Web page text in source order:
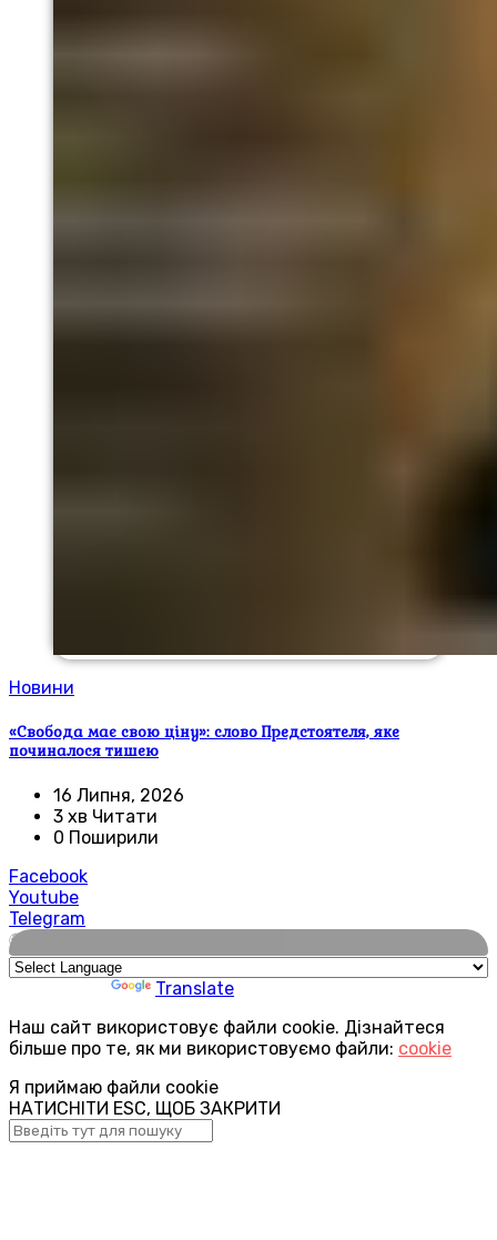
Новини
«Свобода має свою ціну»: слово Предстоятеля, яке
починалося тишею
16 Липня, 2026
3 хв Читати
0 Поширили
Facebook
Youtube
Telegram
🌍
Translate
Наш сайт використовує файли cookie. Дізнайтеся
більше про те, як ми використовуємо файли: cookie
Я приймаю файли cookie
НАТИСНІТИ ESC, ЩОБ ЗАКРИТИ